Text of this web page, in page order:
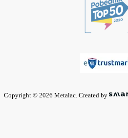
Copyright © 2026 Metalac. Created by